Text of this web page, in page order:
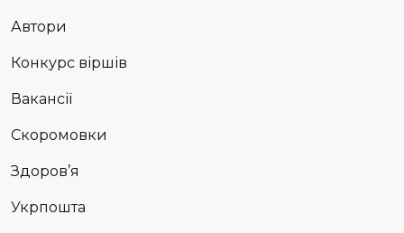
Автори
Конкурс віршів
Вакансії
Скоромовки
Здоров’я
Укрпошта